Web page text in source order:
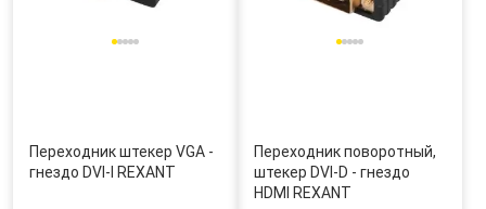
Переходник штекер VGA -
гнездо DVI-I REXANT
Переходник поворотный,
штекер DVI-D - гнездо
HDMI REXANT